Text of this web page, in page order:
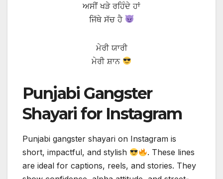
ਅਸੀਂ ਖੜੇ ਰਹਿੰਦੇ ਹਾਂ
ਜਿੱਥੇ ਸੱਚ ਹੈ
ਮੇਰੀ ਯਾਰੀ
ਮੇਰੀ ਸ਼ਾਨ
Punjabi Gangster
Shayari for Instagram
Punjabi gangster shayari on Instagram is
short, impactful, and stylish
. These lines
are ideal for captions, reels, and stories. They